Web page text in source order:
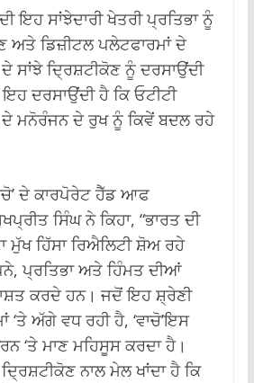
ਇਹ ਸਾਂਝੇਦਾਰੀ ਖੇਤਰੀ ਪ੍ਰਤਿਭਾ ਨੂੰ
ਅਤੇ ਡਿਜ਼ੀਟਲ ਪਲੇਟਫਾਰਮਾਂ ਦੇ
ਸਾਂਝੇ ਦ੍ਰਿਸ਼ਟੀਕੋਣ ਨੂੰ ਦਰਸਾਉਂਦੀ
ਦਰਸਾਉਂਦੀ ਹੈ ਕਿ ਓਟੀਟੀ
ਮਨੋਰੰਜਨ ਦੇ ਰੁਖ ਨੂੰ ਕਿਵੇਂ ਬਦਲ ਰਹੇ
ਦੇ ਕਾਰਪੋਰੇਟ ਹੈੱਡ ਆਫ
ਸਿੰਘ ਨੇ ਕਿਹਾ, “ਭਾਰਤ ਦੀ
ਮੁੱਖ ਹਿੱਸਾ ਰਿਐਲਿਟੀ ਸ਼ੋਅ ਰਹੇ
ਪ੍ਰਤਿਭਾ ਅਤੇ ਹਿੰਮਤ ਦੀਆਂ
ਕਰਦੇ ਹਨ। ਜਦੋਂ ਇਹ ਸ਼੍ਰੇਣੀ
‘ਤੇ ਅੱਗੇ ਵਧ ਰਹੀ ਹੈ, ‘ਵਾਚੋ’ਇਸ
‘ਤੇ ਮਾਣ ਮਹਿਸੂਸ ਕਰਦਾ ਹੈ।
ਨਾਲ ਮੇਲ ਖਾਂਦਾ ਹੈ ਕਿ